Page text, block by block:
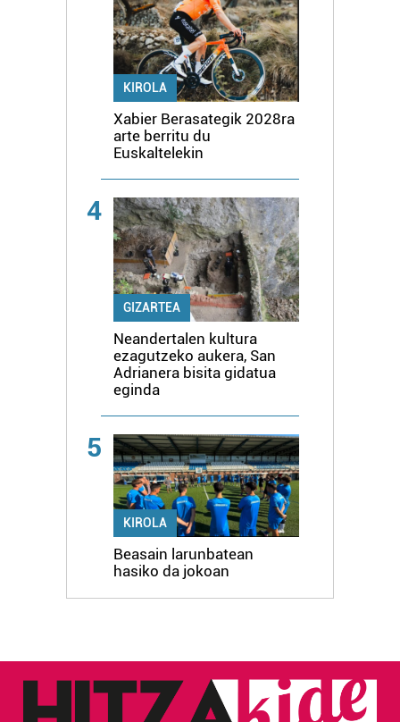
KIROLA
Xabier Berasategik 2028ra
arte berritu du
Euskaltelekin
4
GIZARTEA
Neandertalen kultura
ezagutzeko aukera, San
Adrianera bisita gidatua
eginda
5
KIROLA
Beasain larunbatean
hasiko da jokoan